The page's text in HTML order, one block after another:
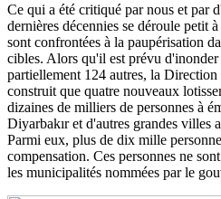
Ce qui a été critiqué par nous et par
dernières décennies se déroule petit
sont confrontées à la paupérisation
cibles. Alors qu'il est prévu
partiellement 124 autres, la
construit que quatre nouveaux
dizaines de milliers de personnes à
Diyarbakır et d'autres grandes villes
Parmi eux, plus de dix mille
compensation. Ces personnes ne
les municipalités nommées par le